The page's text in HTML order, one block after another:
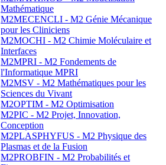
Mathématique
M2MECENCLI - M2 Génie Mécanique
pour les Cliniciens
M2MOCHI - M2 Chimie Moléculaire et
Interfaces
M2MPRI - M2 Fondements de
l'Informatique MPRI
M2MSV - M2 Mathématiques pour les
Sciences du Vivant
M2OPTIM - M2 Optimisation
M2PIC - M2 Projet, Innovation,
Conception
M2PLASPHYFUS - M2 Physique des
Plasmas et de la Fusion
M2PROBFIN - M2 Probabilités et